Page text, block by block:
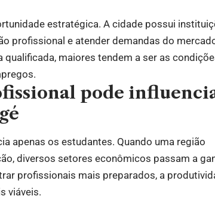
estratégica. A cidade possui
profissional e atender demandas do
maiores tendem a ser as
pode
apenas os estudantes. Quando uma região
diversos setores econômicos passam a
profissionais mais preparados, a
viáveis.